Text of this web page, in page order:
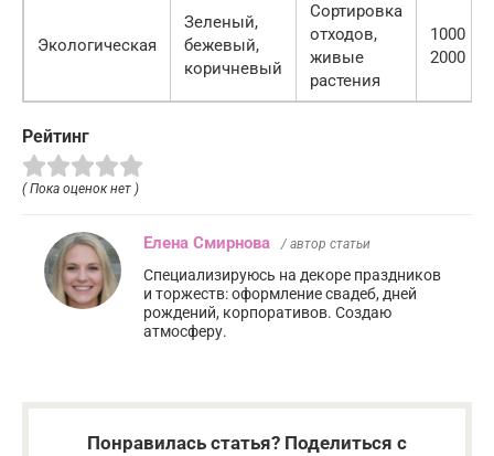
Экологическая
Зеленый,
бежевый,
коричневый
Сортировка
отходов,
живые
растения
1000 —
2000
Рейтинг
( Пока оценок нет )
Елена Смирнова / автор статьи
Специализируюсь на декоре праздников
и торжеств: оформление свадеб, дней
рождений, корпоративов. Создаю
атмосферу.
Понравилась статья? Поделиться с